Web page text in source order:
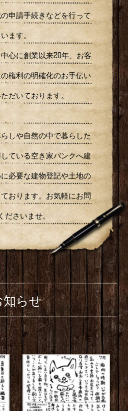
心に創業以来20年、お客
権利の明確化のお手伝い
だいております。
しや自然の中で暮らした
ている空き家バンクへ建
必要な建物登記や土地の
おります。お気軽にお問
ださいませ。
知らせ
2026 / 07/01